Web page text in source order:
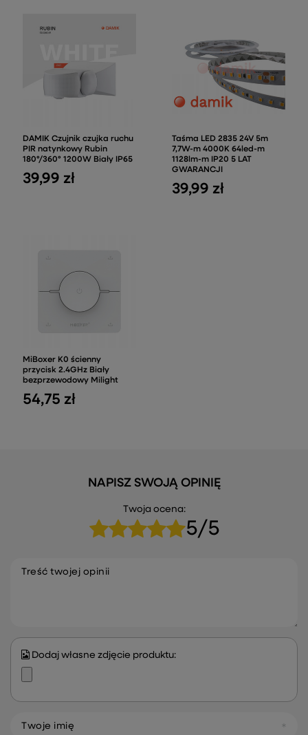
DAMIK Czujnik czujka ruchu
PIR natynkowy Rubin
180°/360° 1200W Biały IP65
39,99 zł
Taśma LED 2835 24V 5m
7,7W-m 4000K 64led-m
1128lm-m IP20 5 LAT
GWARANCJI
39,99 zł
MiBoxer K0 ścienny
przycisk 2.4GHz Biały
bezprzewodowy Milight
54,75 zł
NAPISZ SWOJĄ OPINIĘ
Twoja ocena:
5/5
Treść twojej opinii
Dodaj własne zdjęcie produktu:
Twoje imię